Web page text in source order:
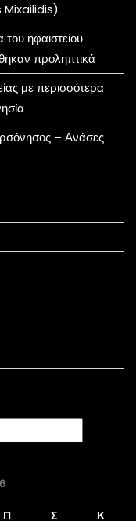
Mixailidis)
ηφαιστείου
προληπτικά
με περισσότερα
– Ανάσες
Π Σ Κ